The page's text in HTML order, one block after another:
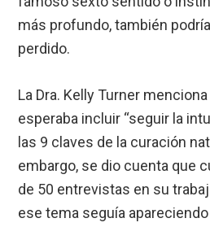
más profundo, también
perdido.
La Dra. Kelly Turner
esperaba incluir “seguir la
las 9 claves de la curación
embargo, se dio cuenta que
de 50 entrevistas en su
ese tema seguía